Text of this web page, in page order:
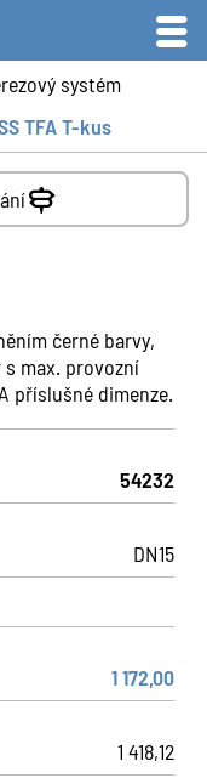
systém
TFA T-kus
černé barvy,
max. provozní
příslušné dimenze.
54232
DN15
1 172,00
1 418,12